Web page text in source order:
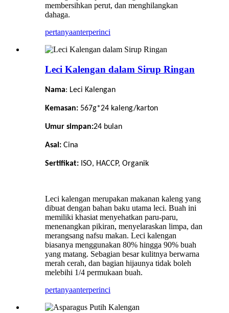
membersihkan perut, dan menghilangkan
dahaga.
pertanyaanterperinci
Leci Kalengan dalam Sirup Ringan
Nama: Leci Kalengan
Kemasan: 567g*24 kaleng/karton
Umur simpan:24 bulan
Asal: Cina
Sertifikat: ISO, HACCP, Organik
Leci kalengan merupakan makanan kaleng yang
dibuat dengan bahan baku utama leci. Buah ini
memiliki khasiat menyehatkan paru-paru,
menenangkan pikiran, menyelaraskan limpa, dan
merangsang nafsu makan. Leci kalengan
biasanya menggunakan 80% hingga 90% buah
yang matang. Sebagian besar kulitnya berwarna
merah cerah, dan bagian hijaunya tidak boleh
melebihi 1/4 permukaan buah.
pertanyaanterperinci